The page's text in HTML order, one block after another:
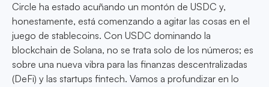
Circle ha estado acuñando un montón de USDC y,
honestamente, está comenzando a agitar las cosas en el
juego de stablecoins. Con USDC dominando la
blockchain de Solana, no se trata solo de los números; es
sobre una nueva vibra para las finanzas descentralizadas
(DeFi) y las startups fintech. Vamos a profundizar en lo